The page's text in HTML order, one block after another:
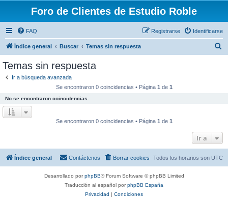
Foro de Clientes de Estudio Roble
FAQ Identificarse
Registrarse
Índice general Buscar Temas sin respuesta
Temas sin respuesta
Ir a búsqueda avanzada
Se encontraron 0 coincidencias • Página 1 de 1
No se encontraron coincidencias.
Se encontraron 0 coincidencias • Página 1 de 1
Ir a
Índice general Todos los horarios son UTC
Borrar cookies
Contáctenos
Desarrollado porphpBB® Forum Software © phpBB Limited
Traducción al español porphpBB España
Privacidad | Condiciones